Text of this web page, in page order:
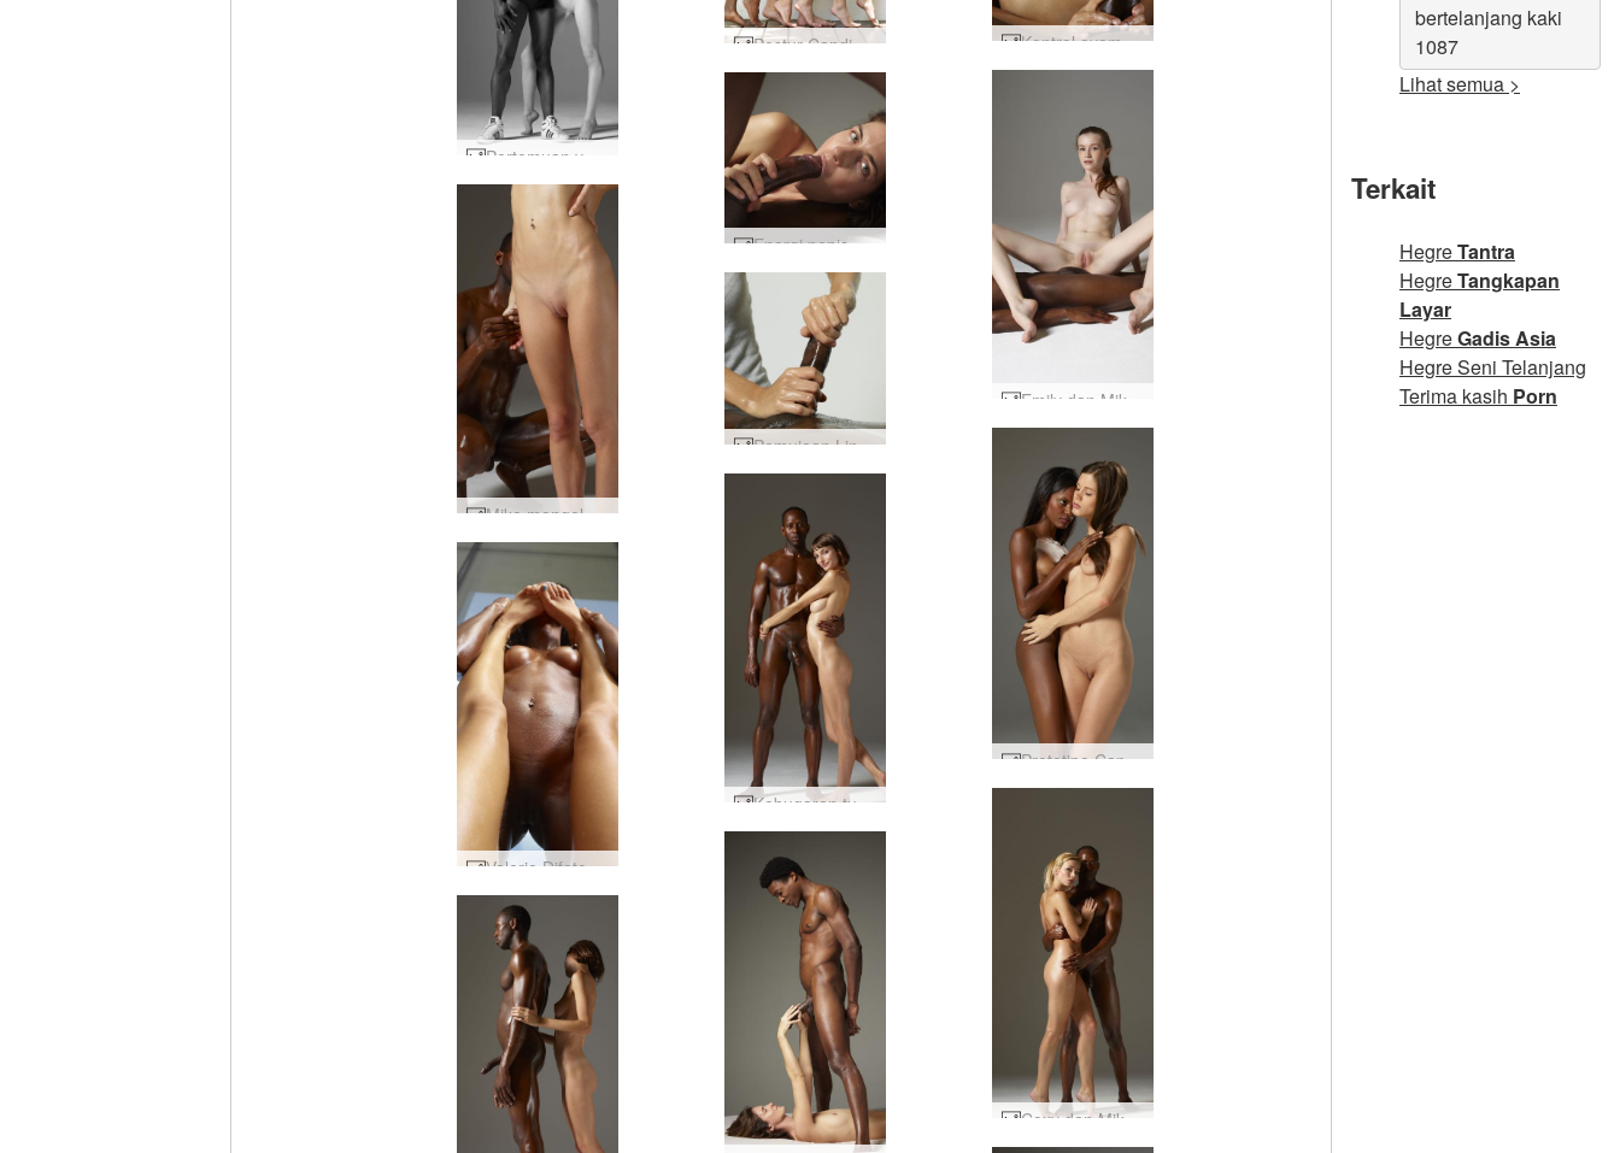
Postur Candice Engelie Kiki Valerie #52 Kontrol ayam Amaya dan Goro #9
Energi penis besar Charlotte dan Goro #2
Mike mengolesi Flora #24
Pemujaan Lingam #33
Prototipe Caprice dan Valerie #2
Valerie Difoto oleh Alya #4
Coxy dan Mike saling berhadapan #67
bertelanjang kaki
1087
Lihat semua >
Terkait
HegreTantra
HegreTangkapan
Layar
HegreGadis Asia
Hegre Seni Telanjang
Terima kasih Porn